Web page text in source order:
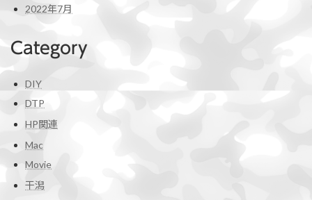
2022年7月
Category
DIY
DTP
HP関連
Mac
Movie
干潟